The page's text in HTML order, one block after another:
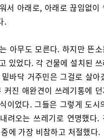
서 아래로, 아래로 끊임없이
.
아무도 모른다. 하지만 뜬소
있었다. 각 건물에 설치된 쓰
바닥 거주민은 그걸로 살아
진 애완견이 쓰레기통에 던
이었다. 그들은 그렇게 도시
려오는 쓰레기로 연명했다.
에 가장 비참하고 처절했다.